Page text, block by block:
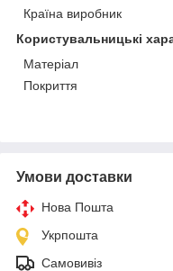
Країна виробник
Користувальницькі
Матеріал
Покриття
Умови доставки
Нова Пошта
Укрпошта
Самовивіз